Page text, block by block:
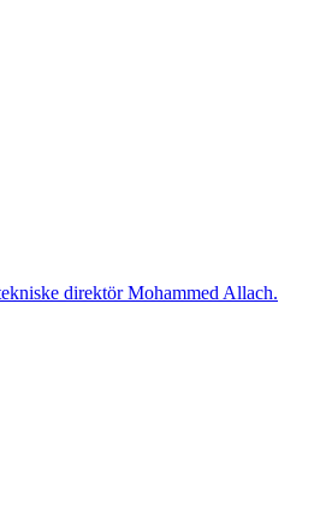
direktör Mohammed Allach.